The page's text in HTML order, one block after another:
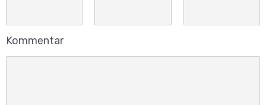
Kommentar